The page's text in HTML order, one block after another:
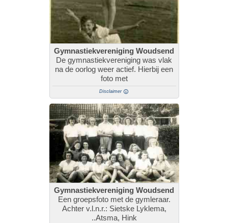
Gymnastiekvereniging Woudsend
De gymnastiekvereniging was vlak
na de oorlog weer actief. Hierbij een
foto met
Disclaimer
Gymnastiekvereniging Woudsend
Een groepsfoto met de gymleraar.
Achter v.l.n.r.: Sietske Lyklema,
..Atsma, Hink